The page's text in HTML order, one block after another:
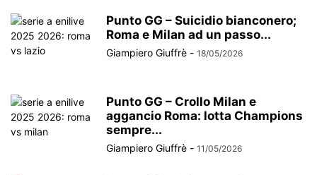
Punto GG – Suicidio bianconero;
Roma e Milan ad un passo...
Giampiero Giuffrè - 18/05/2026
Punto GG – Crollo Milan e
aggancio Roma: lotta Champions
sempre...
Giampiero Giuffrè - 11/05/2026